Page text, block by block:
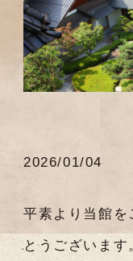
2026/01/04
平素より当館を
とうございます